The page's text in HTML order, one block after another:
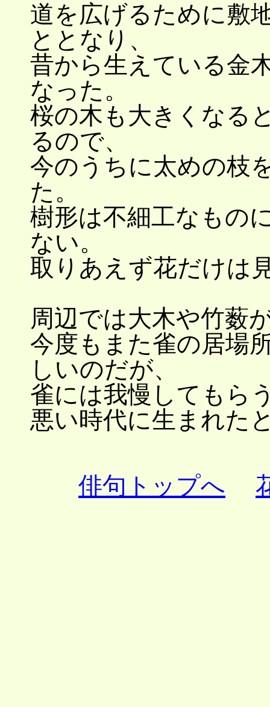
道を広げるために敷
ととなり、
昔から生えている金
なった。
桜の木も大きくなる
るので、
今のうちに太めの枝
た。
樹形は不細工なもの
ない。
取りあえず花だけは
周辺では大木や竹薮
今度もまた雀の居場
しいのだが、
雀には我慢してもら
悪い時代に生まれた
俳句トップへ